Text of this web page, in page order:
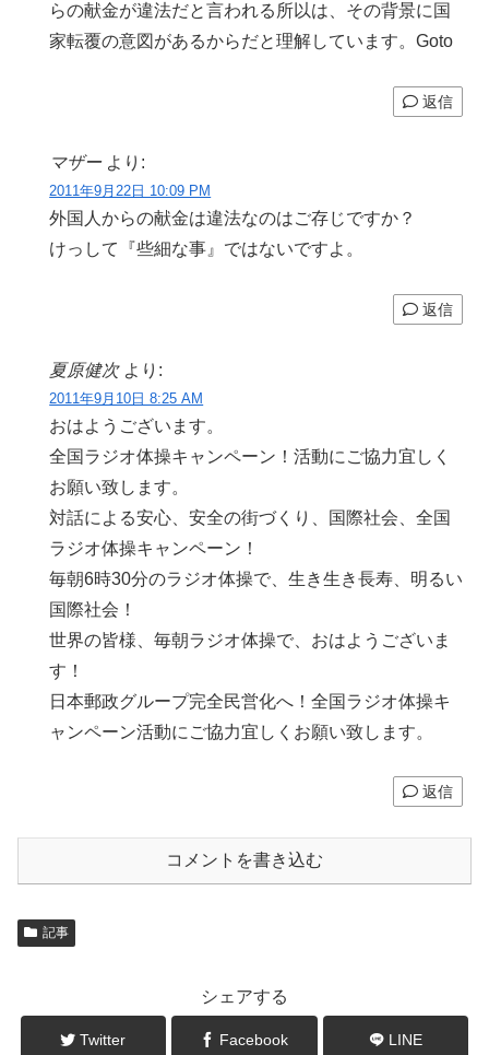
らの献金が違法だと言われる所以は、その背景に国
家転覆の意図があるからだと理解しています。Goto
返信
マザー より:
2011年9月22日 10:09 PM
外国人からの献金は違法なのはご存じですか？
けっして『些細な事』ではないですよ。
返信
夏原健次 より:
2011年9月10日 8:25 AM
おはようございます。
全国ラジオ体操キャンペーン！活動にご協力宜しく
お願い致します。
対話による安心、安全の街づくり、国際社会、全国
ラジオ体操キャンペーン！
毎朝6時30分のラジオ体操で、生き生き長寿、明るい
国際社会！
世界の皆様、毎朝ラジオ体操で、おはようございま
す！
日本郵政グループ完全民営化へ！全国ラジオ体操キ
ャンペーン活動にご協力宜しくお願い致します。
返信
コメントを書き込む
記事
シェアする
Twitter Facebook LINE